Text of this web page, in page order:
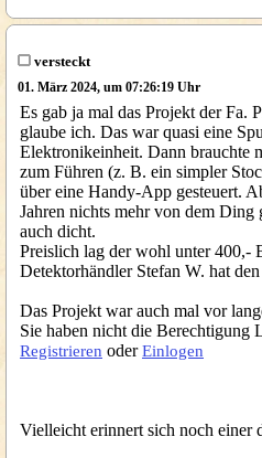
versteckt
01. März 2024, um 07:26:19 Uhr
Es gab ja mal das Projekt der Fa.
glaube ich. Das war quasi eine
Elektronikeinheit. Dann brauchte
zum Führen (z. B. ein simpler
über eine Handy-App gesteuert.
Jahren nichts mehr von dem Ding
auch dicht.
Preislich lag der wohl unter 400,-
Detektorhändler Stefan W. hat
Das Projekt war auch mal vor
Sie haben nicht die Berechtigung
Registrieren oderEinlogen
Vielleicht erinnert sich noch einer